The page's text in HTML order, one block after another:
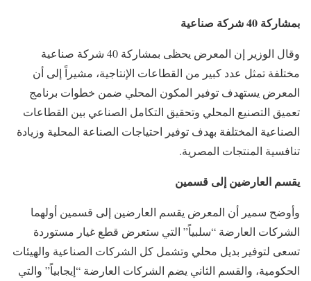
بمشاركة 40 شركة صناعية
وقال الوزير إن المعرض يحظى بمشاركة 40 شركة صناعية
مختلفة تمثل عدد كبير من القطاعات الإنتاجية، مشيراً إلى أن
المعرض يستهدف توفير المكون المحلي ضمن خطوات برنامج
تعميق التصنيع المحلي وتحقيق التكامل الصناعي بين القطاعات
الصناعية المختلفة بهدف توفير احتياجات الصناعة المحلية وزيادة
تنافسية المنتجات المصرية.
يقسم العارضين إلى قسمين
وأوضح سمير أن المعرض يقسم العارضين إلى قسمين أولهما
الشركات العارضة “سلبياً” التي ستعرض قطع غيار مستوردة
تسعى لتوفير بديل محلي وتشمل كل الشركات الصناعية والهيئات
الحكومية، والقسم الثاني يضم الشركات العارضة “إيجابياً” والتي